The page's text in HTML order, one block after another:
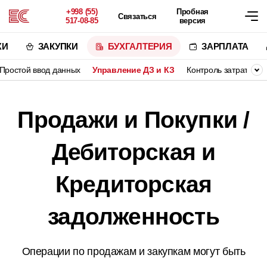
+998 (55)
517-08-85
Связаться
Пробная
версия
ЗАКУПКИ БУХГАЛТЕРИЯ ЗАРПЛАТА
ввод данных Управление ДЗ и КЗ Контроль затрат и
Продажи и Покупки /
Дебиторская и
Кредиторская
задолженность
Операции по продажам и закупкам могут быть